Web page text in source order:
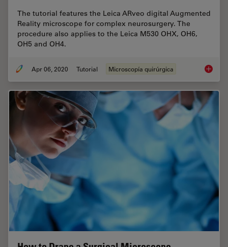
The tutorial features the Leica ARveo digital Augmented
Reality microscope for complex neurosurgery. The
procedure also applies to the Leica M530 OHX, OH6,
OH5 and OH4.
Apr 06, 2020 Tutorial Microscopía quirúrgica How to